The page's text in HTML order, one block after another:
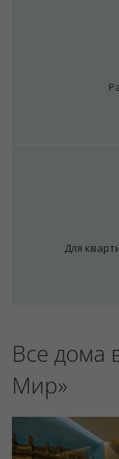
Для
Все дома
Мир»